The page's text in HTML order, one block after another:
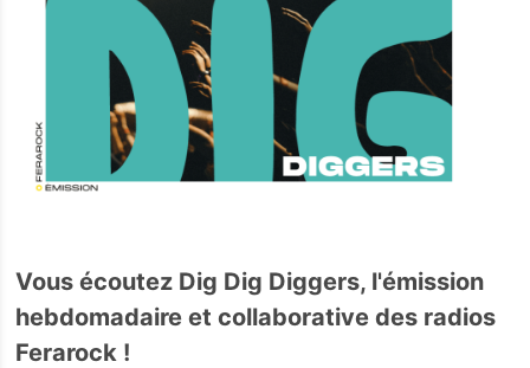
Vous écoutez Dig Dig Diggers, l'émission
hebdomadaire et collaborative des radios
Ferarock !